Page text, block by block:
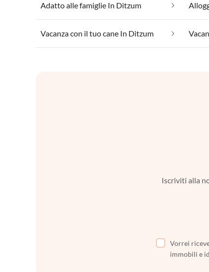
Adatto alle famiglie In Ditzum
Vacanza con il tuo cane In Ditzum
Iscriviti alla
Vorrei
immobili e